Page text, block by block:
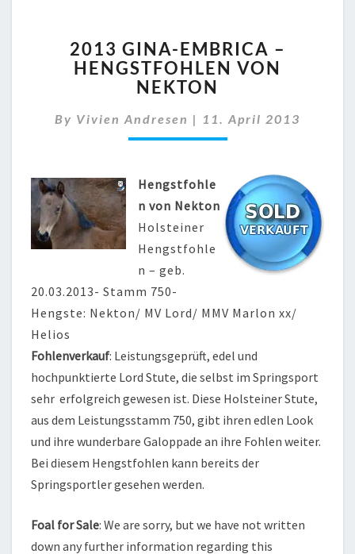
GINA-
EMBRICA
–
VON
NEKTON
2013 GINA-EMBRICA –
HENGSTFOHLEN VON
NEKTON
By Vivien Andresen | 11. April 2013
Hengstfohle
n von Nekton
Holsteiner
Hengstfohle
n – geb.
20.03.2013- Stamm 750-
Hengste: Nekton/ MV Lord/ MMV Marlon xx/
Helios
Fohlenverkauf: Leistungsgeprüft, edel und
hochpunktierte Lord Stute, die selbst im Springsport
sehr erfolgreich gewesen ist. Diese Holsteiner Stute,
aus dem Leistungsstamm 750, gibt ihren edlen Look
und ihre wunderbare Galoppade an ihre Fohlen weiter.
Bei diesem Hengstfohlen kann bereits der
Springsportler gesehen werden.
Foal for Sale: We are sorry, but we have not written
down any further information regarding this